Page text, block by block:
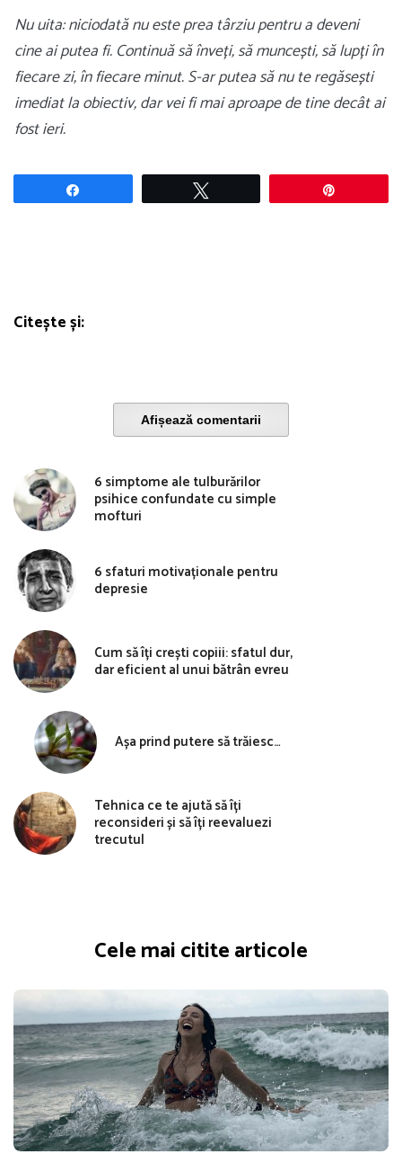
Nu uita: niciodată nu este prea târziu pentru a deveni
cine ai putea fi. Continuă să înveți, să muncești, să lupți în
fiecare zi, în fiecare minut. S-ar putea să nu te regăsești
imediat la obiectiv, dar vei fi mai aproape de tine decât ai
fost ieri.
Citește și:
Afișează comentarii
6 simptome ale tulburărilor
psihice confundate cu simple
mofturi
6 sfaturi motivaționale pentru
depresie
Cum să îți crești copiii: sfatul dur,
dar eficient al unui bătrân evreu
Așa prind putere să trăiesc…
Tehnica ce te ajută să îți
reconsideri și să îți reevaluezi
trecutul
Cele mai citite articole